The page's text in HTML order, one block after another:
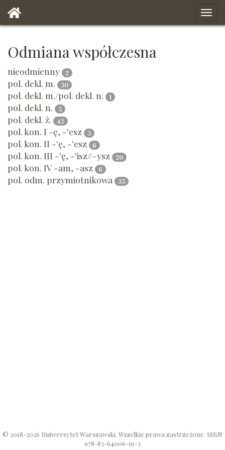
Odmiana współczesna
nieodmienny 2
pol. dekl. m. 30
pol. dekl. m./pol. dekl. n. 1
pol. dekl. n. 5
pol. dekl. ż. 42
pol. kon. I -ę, -'esz 3
pol. kon. II -'ę, -'esz 6
pol. kon. III -'ę, -'isz//-ysz 20
pol. kon. IV -am, -asz 6
pol. odm. przymiotnikowa 35
© 2018-2026 Uniwersytet Warszawski. Wszelkie prawa zastrzeżone. ISBN
978-83-64006-91-3